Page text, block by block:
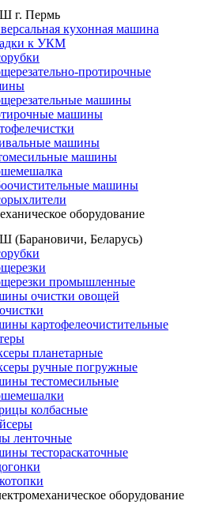
г. Пермь
кухонная машина
к УКМ
протирочные
машины
машины
машины
машины
машины
оборудование
Беларусь)
промышленные
очистки овощей
картофелеочистительные
планетарные
ручные погружные
тестомесильные
колбасные
ленточные
тестораскаточные
оборудование